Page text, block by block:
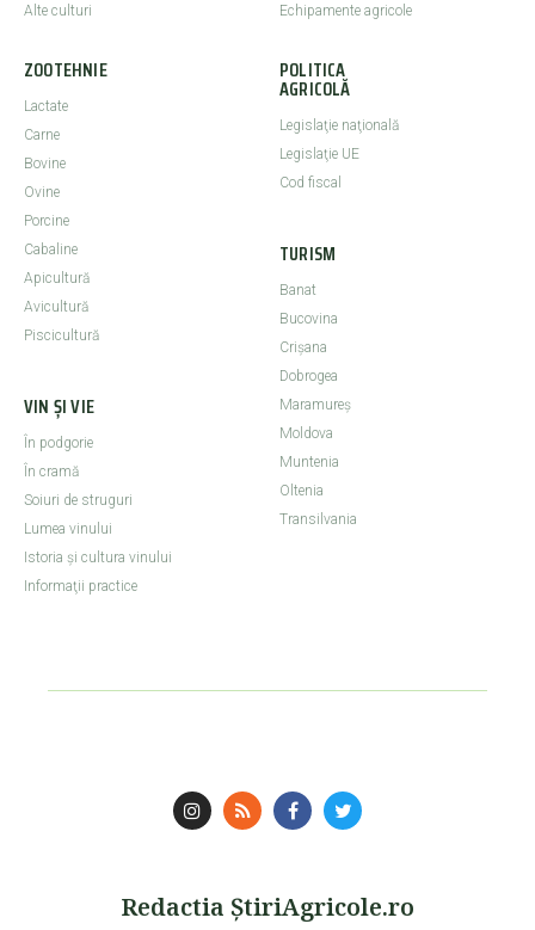
Alte culturi
Echipamente agricole
ZOOTEHNIE
Lactate
Carne
Bovine
Ovine
Porcine
Cabaline
Apicultură
Avicultură
Piscicultură
VIN ȘI VIE
În podgorie
În cramă
Soiuri de struguri
Lumea vinului
Istoria şi cultura vinului
Informaţii practice
POLITICA
AGRICOLĂ
Legislaţie naţională
Legislaţie UE
Cod fiscal
TURISM
Banat
Bucovina
Crişana
Dobrogea
Maramureş
Moldova
Muntenia
Oltenia
Transilvania
Redactia ŞtiriAgricole.ro